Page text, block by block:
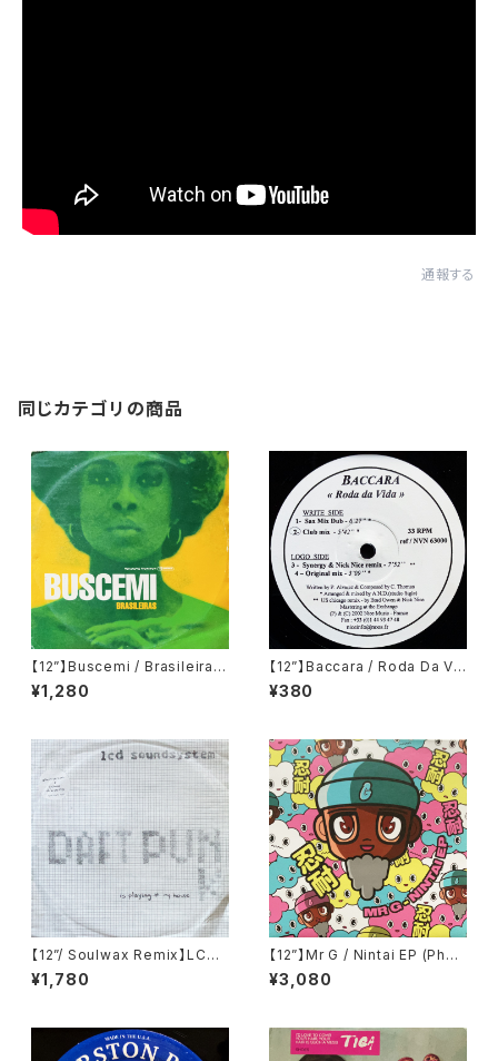
通報する
同じカテゴリの商品
【12”】Buscemi / Brasileiras
(Downsall Plastics) (DSL 0
42)
¥1,280
【12”】Baccara / Roda Da Vi
da (Nice Music) (NVN 630
00)
¥380
【12”/ Soulwax Remix】LCD
Soundsystem / Daft Punk I
s Playing At My House (DF
¥1,780
【12”】Mr G / Nintai EP (Phoe
nix G.) (PG077)
¥3,080